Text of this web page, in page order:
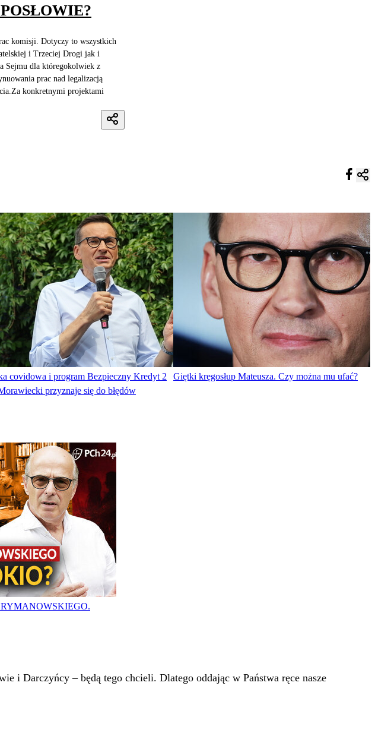
komisji. Dotyczy to wszystkich
i Trzeciej Drogi jak i
Sejmu dla któregokolwiek z
prac nad legalizacją
konkretnymi projektami
covidowa i program Bezpieczny Kredyt 2
przyznaje się do błędów
Giętki kręgosłup Mateusza. Czy można mu ufać?
i Darczyńcy – będą tego chcieli. Dlatego oddając w Państwa ręce nasze